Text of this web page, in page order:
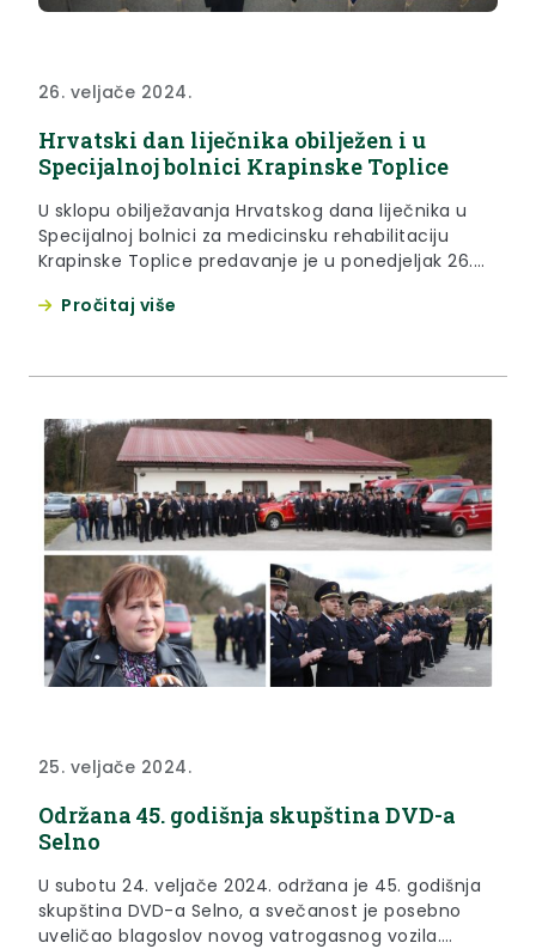
26. veljače 2024.
Hrvatski dan liječnika obilježen i u
Specijalnoj bolnici Krapinske Toplice
U sklopu obilježavanja Hrvatskog dana liječnika u
Specijalnoj bolnici za medicinsku rehabilitaciju
Krapinske Toplice predavanje je u ponedjeljak 26.
dobitnica prestižne Nacionalne stipendije Loreal –
Pročitaj više
25. veljače 2024.
Održana 45. godišnja skupština DVD-a
Selno
U subotu 24. veljače 2024. održana je 45. godišnja
skupština DVD-a Selno, a svečanost je posebno
uveličao blagoslov novog vatrogasnog vozila.